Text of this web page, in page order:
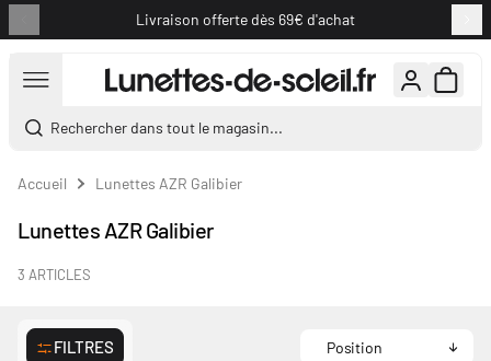
Livraison offerte dès 69€ d'achat
Rechercher dans tout le magasin...
Accueil Lunettes AZR Galibier
Lunettes AZR Galibier
3 ARTICLES
FILTRES